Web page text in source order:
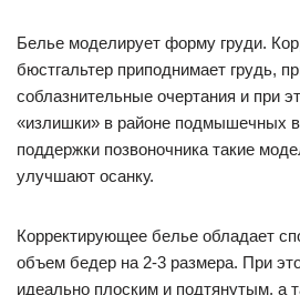
Белье моделирует форму груди.
бюстгальтер приподнимает грудь,
соблазнительные очертания и при
«излишки» в районе подмышечных
поддержки позвоночника такие
улучшают осанку.
Корректирующее белье обладает
объем бедер на 2-3 размера. При
идеально плоским и подтянутым, а